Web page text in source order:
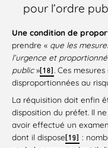
pour l’ordre
Une condition de
prendre « que les
l’urgence et
public»[18] . Ces
disproportionnées au
La réquisition doit enfin
disposition du préfet. Il
avoir effectué un
dont il dispose [19] :